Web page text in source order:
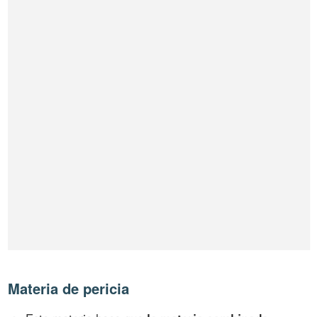
Materia de pericia